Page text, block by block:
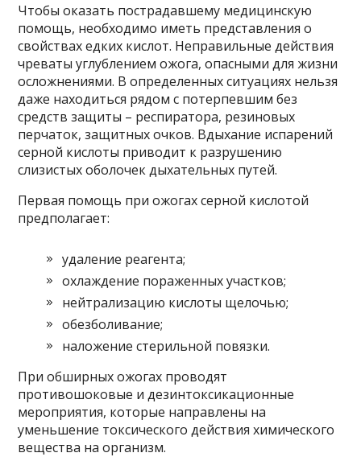
Чтобы оказать пострадавшему медицинскую
помощь, необходимо иметь представления о
свойствах едких кислот. Неправильные действия
чреваты углублением ожога, опасными для жизни
осложнениями. В определенных ситуациях нельзя
даже находиться рядом с потерпевшим без
средств защиты – респиратора, резиновых
перчаток, защитных очков. Вдыхание испарений
серной кислоты приводит к разрушению
слизистых оболочек дыхательных путей.
Первая помощь при ожогах серной кислотой
предполагает:
удаление реагента;
охлаждение пораженных участков;
нейтрализацию кислоты щелочью;
обезболивание;
наложение стерильной повязки.
При обширных ожогах проводят
противошоковые и дезинтоксикационные
мероприятия, которые направлены на
уменьшение токсического действия химического
вещества на организм.